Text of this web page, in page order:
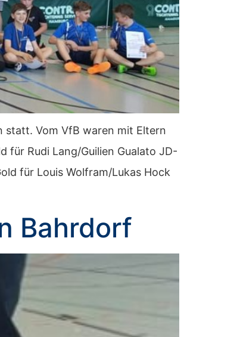
statt. Vom VfB waren mit Eltern
für Rudi Lang/Guilien Gualato JD-
für Louis Wolfram/Lukas Hock
Bahrdorf